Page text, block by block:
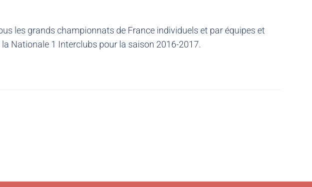
les grands championnats de France individuels et par équipes et
Nationale 1 Interclubs pour la saison 2016-2017.